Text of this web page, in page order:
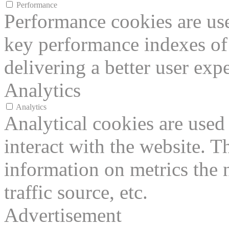
Performance
Performance cookies are
key performance indexes
delivering a better user
Analytics
Analytics
Analytical cookies are
interact with the website.
information on metrics the
traffic source, etc.
Advertisement